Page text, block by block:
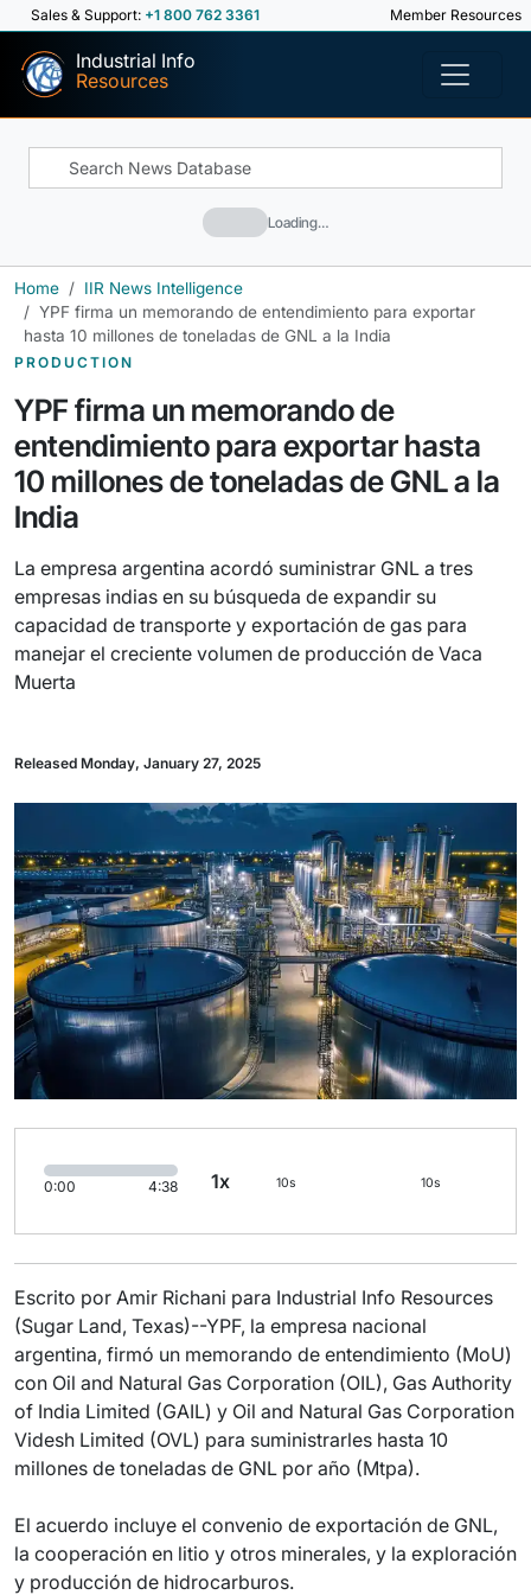
Sales & Support: +1 800 762 3361 Member Resources
Industrial Info
Resources
Loading…
Home
IIR News Intelligence
YPF firma un memorando de entendimiento para exportar
hasta 10 millones de toneladas de GNL a la India
PRODUCTION
YPF firma un memorando de
entendimiento para exportar hasta
10 millones de toneladas de GNL a la
India
La empresa argentina acordó suministrar GNL a tres
empresas indias en su búsqueda de expandir su
capacidad de transporte y exportación de gas para
manejar el creciente volumen de producción de Vaca
Muerta
Released Monday, January 27, 2025
0:00 4:38 1x 10s 10s
Escrito por Amir Richani para Industrial Info Resources
(Sugar Land, Texas)--YPF, la empresa nacional
argentina, firmó un memorando de entendimiento (MoU)
con Oil and Natural Gas Corporation (OIL), Gas Authority
of India Limited (GAIL) y Oil and Natural Gas Corporation
Videsh Limited (OVL) para suministrarles hasta 10
millones de toneladas de GNL por año (Mtpa).
El acuerdo incluye el convenio de exportación de GNL,
la cooperación en litio y otros minerales, y la exploración
y producción de hidrocarburos.